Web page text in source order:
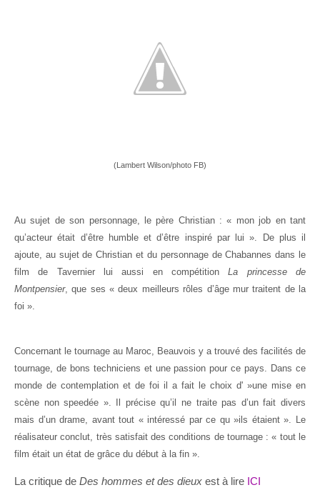
(Lambert Wilson/photo FB)
Au sujet de son personnage, le père Christian : « mon job en tant
qu’acteur était d’être humble et d’être inspiré par lui ».
De plus il
ajoute, au sujet de Christian et du personnage de Chabannes dans le
film de Tavernier lui aussi en compétitionLa princesse de
Montpensier, que ses « deux meilleurs rôles d’âge mur traitent de la
foi ».
Concernant le tournage au Maroc, Beauvois y a trouvé des facilités de
tournage, de bons techniciens et une passion pour ce pays. Dans ce
monde de contemplation et de foi il a fait le choix d' »une mise en
scène non speedée ». Il précise qu’il ne traite pas d’un fait divers
mais d’un drame, avant tout « intéressé par ce qu »ils étaient ». Le
réalisateur conclut, très satisfait des conditions de tournage : « tout le
film était un état de grâce du début à la fin ».
La critique de Des hommes et des dieux est à lire ICI